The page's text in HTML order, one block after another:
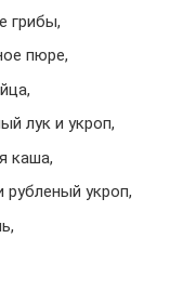
грибы,
пюре,
лук и укроп,
каша,
рубленый укроп,